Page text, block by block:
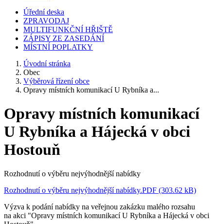
Úřední deska
ZPRAVODAJ
MULTIFUNKČNÍ HŘIŠTĚ
ZÁPISY ZE ZASEDÁNÍ
MÍSTNÍ POPLATKY
Úvodní stránka
Obec
Výběrová řízení obce
Opravy místních komunikací U Rybníka a...
Opravy místních komunikací
U Rybníka a Hájecká v obci
Hostouň
Rozhodnutí o výběru nejvýhodnější nabídky
Rozhodnutí o výběru nejvýhodnější nabídky.PDF (303.62 kB)
Výzva k podání nabídky na veřejnou zakázku malého rozsahu
na akci "Opravy místních komunikací U Rybníka a Hájecká v obci